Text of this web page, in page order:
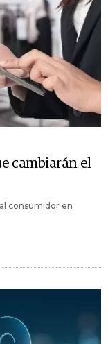
cambiarán el
consumidor en